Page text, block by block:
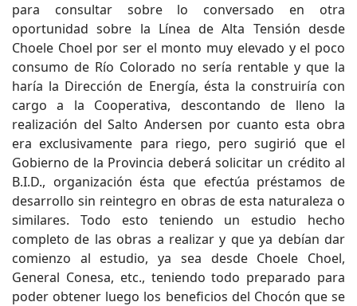
para consultar sobre lo conversado en otra
oportunidad sobre la Línea de Alta Tensión desde
Choele Choel por ser el monto muy elevado y el poco
consumo de Río Colorado no sería rentable y que la
haría la Dirección de Energía, ésta la construiría con
cargo a la Cooperativa, descontando de lleno la
realización del Salto Andersen por cuanto esta obra
era exclusivamente para riego, pero sugirió que el
Gobierno de la Provincia deberá solicitar un crédito al
B.I.D., organización ésta que efectúa préstamos de
desarrollo sin reintegro en obras de esta naturaleza o
similares. Todo esto teniendo un estudio hecho
completo de las obras a realizar y que ya debían dar
comienzo al estudio, ya sea desde Choele Choel,
General Conesa, etc., teniendo todo preparado para
poder obtener luego los beneficios del Chocón que se